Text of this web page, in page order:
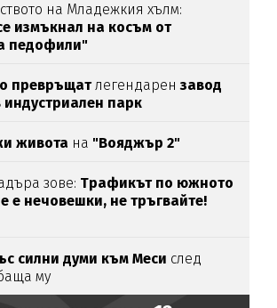
на Младежкия хълм:
измъкнал на косъм от
педофили"
превръщатлегендарензавод
индустриален парк
живота на "Вояджър 2"
зове: Трафикът по южното
е нечовешки, не тръгвайте!
силни думи към Меси след
му